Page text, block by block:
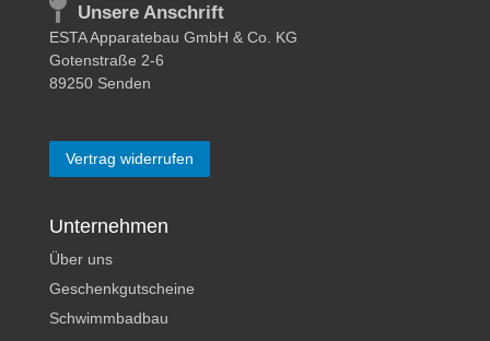
Unsere Anschrift
ESTA Apparatebau GmbH & Co. KG
Gotenstraße 2-6
89250 Senden
Vertrag widerrufen
Unternehmen
Über uns
Geschenkgutscheine
Schwimmbadbau